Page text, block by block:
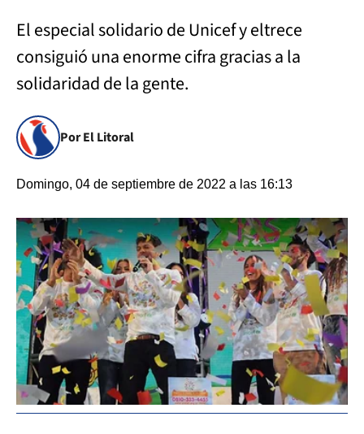
El especial solidario de Unicef y eltrece
consiguió una enorme cifra gracias a la
solidaridad de la gente.
Por El Litoral
Domingo, 04 de septiembre de 2022 a las 16:13